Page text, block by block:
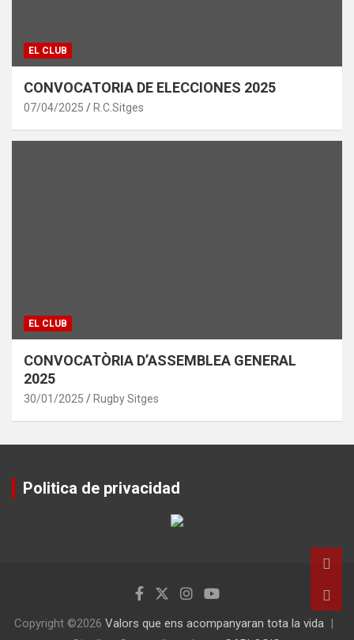
EL CLUB
CONVOCATORIA DE ELECCIONES 2025
07/04/2025 R.C.Sitges
EL CLUB
CONVOCATÒRIA D’ASSEMBLEA GENERAL
2025
30/01/2025 Rugby Sitges
Politica de privacidad
Copyright ©2026 Valors que ens acompanyaran tota la vida